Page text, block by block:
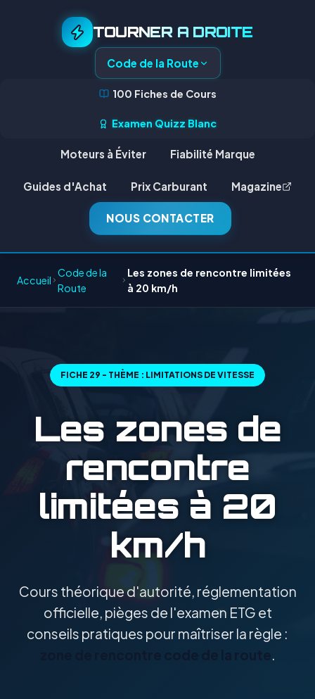
TOURNER A DROITE
Code de la Route
100 Fiches de Cours
Examen Quizz Blanc
Moteurs à Éviter Fiabilité Marque
Guides d'Achat Prix Carburant Magazine
NOUS CONTACTER
Accueil
Code de la
Route
Les zones de rencontre limitées
à 20 km/h
FICHE 29 - THÈME : LIMITATIONS DE VITESSE
Les zones de
rencontre
limitées à 20
km/h
Cours théorique d'autorité, réglementation
officielle, pièges de l'examen ETG et
conseils pratiques pour maîtriser la règle :
.